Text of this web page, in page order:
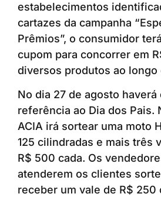
estabelecimentos
cartazes da campanha
Prêmios”, o consumidor
cupom para concorrer em
diversos produtos ao longo
No dia 27 de agosto
referência ao Dia dos Pais.
ACIA irá sortear uma moto
125 cilindradas e mais três
R$ 500 cada. Os
atenderem os clientes
receber um vale de R$ 250